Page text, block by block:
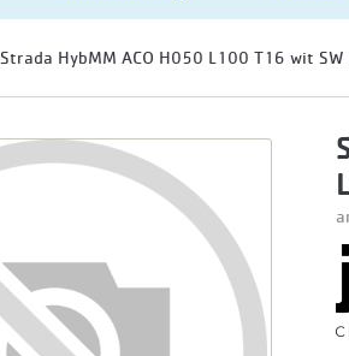
Strada HybMM ACO H050 L100 T16 wit SW